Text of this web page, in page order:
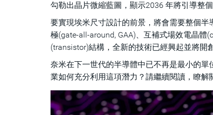
勾勒出晶片微縮藍圖，顯示2036 年將引導整個
要實現埃米尺寸設計的前景，將會需要整個
極(gate-all-around, GAA)、互補式場效電晶體
(transistor)結構，全新的技術已經興起並將開
奈米在下一世代的半導體中已不再是最小的
業如何充分利用這項潛力？請繼續閱讀，瞭解